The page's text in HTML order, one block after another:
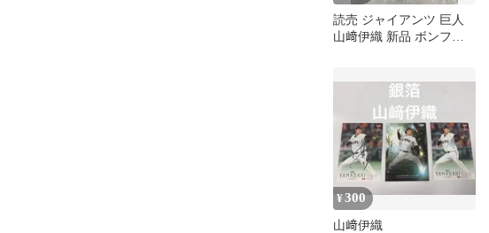
読売 ジャイアンツ 巨人
山﨑伊織 新品 ボンフィ
¥300
山﨑伊織